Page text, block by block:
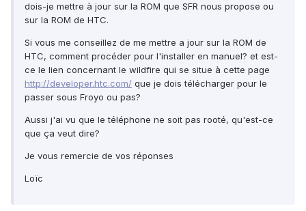
dois-je mettre à jour sur la ROM que SFR nous propose ou
sur la ROM de HTC.
Si vous me conseillez de me mettre a jour sur la ROM de
HTC, comment procéder pour l'installer en manuel? et est-
ce le lien concernant le wildfire qui se situe à cette page
http://developer.htc.com/ que je dois télécharger pour le
passer sous Froyo ou pas?
Aussi j'ai vu que le téléphone ne soit pas rooté, qu'est-ce
que ça veut dire?
Je vous remercie de vos réponses
Loïc